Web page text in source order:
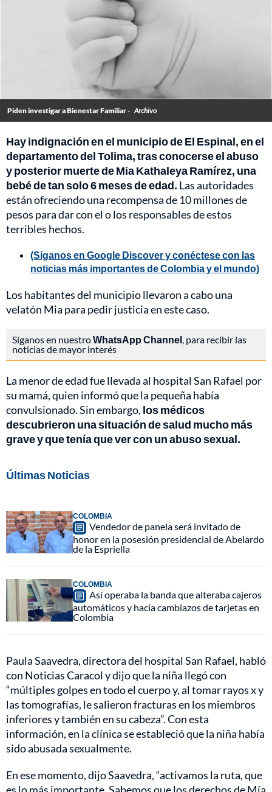
Piden investigar a Bienestar Familiar - Archivo
Hay indignación en el municipio de El Espinal, en el
departamento del Tolima, tras conocerse el abuso
y posterior muerte de Mia Kathaleya Ramírez, una
bebé de tan solo 6 meses de edad. Las autoridades
están ofreciendo una recompensa de 10 millones de
pesos para dar con el o los responsables de estos
terribles hechos.
(Síganos en Google Discover y conéctese con las
noticias más importantes de Colombia y el mundo)
Los habitantes del municipio llevaron a cabo una
velatón Mia para pedir justicia en este caso.
Síganos en nuestroWhatsApp Channel, para recibir las
noticias de mayor interés
La menor de edad fue llevada al hospital San Rafael por
su mamá, quien informó que la pequeña había
convulsionado. Sin embargo, los médicos
descubrieron una situación de salud mucho más
grave y que tenía que ver con un abuso sexual.
Últimas Noticias
COLOMBIA
Vendedor de panela será invitado de
honor en la posesión presidencial de Abelardo
de la Espriella
COLOMBIA
Así operaba la banda que alteraba cajeros
automáticos y hacía cambiazos de tarjetas en
Colombia
Paula Saavedra, directora del hospital San Rafael, habló
con Noticias Caracol y dijo que la niña llegó con
“múltiples golpes en todo el cuerpo y, al tomar rayos x y
las tomografías, le salieron fracturas en los miembros
inferiores y también en su cabeza”. Con esta
información, en la clínica se estableció que la niña había
sido abusada sexualmente.
En ese momento, dijo Saavedra, “activamos la ruta, que